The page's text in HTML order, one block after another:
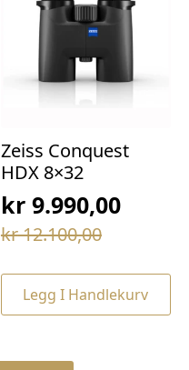
Zeiss Conquest
HDX 8×32
kr12.100,00
Opprinnelig
var:
kr 12.100,00.
kr9.990,00
Nåværende
er:
kr 9.990,00.
Legg I Handlekurv